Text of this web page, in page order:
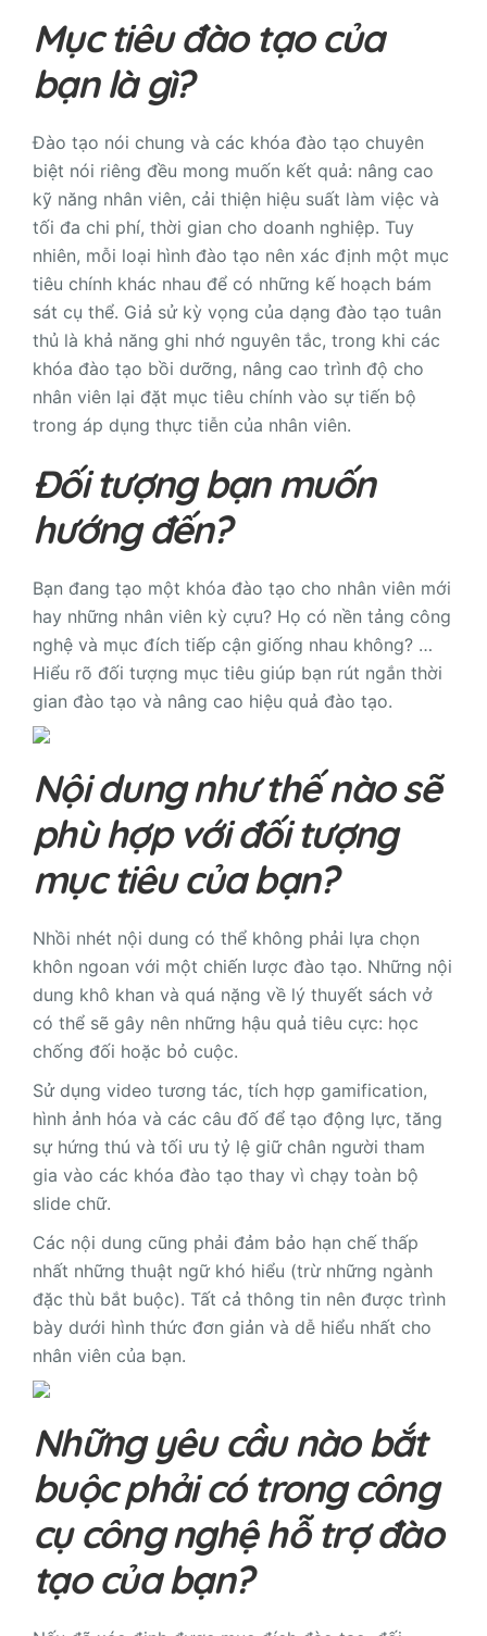
Mục tiêu đào tạo của
bạn là gì?
Đào tạo nói chung và các khóa đào tạo chuyên
biệt nói riêng đều mong muốn kết quả: nâng cao
kỹ năng nhân viên, cải thiện hiệu suất làm việc và
tối đa chi phí, thời gian cho doanh nghiệp. Tuy
nhiên, mỗi loại hình đào tạo nên xác định một mục
tiêu chính khác nhau để có những kế hoạch bám
sát cụ thể. Giả sử kỳ vọng của dạng đào tạo tuân
thủ là khả năng ghi nhớ nguyên tắc, trong khi các
khóa đào tạo bồi dưỡng, nâng cao trình độ cho
nhân viên lại đặt mục tiêu chính vào sự tiến bộ
trong áp dụng thực tiễn của nhân viên.
Đối tượng bạn muốn
hướng đến?
Bạn đang tạo một khóa đào tạo cho nhân viên mới
hay những nhân viên kỳ cựu? Họ có nền tảng công
nghệ và mục đích tiếp cận giống nhau không? …
Hiểu rõ đối tượng mục tiêu giúp bạn rút ngắn thời
gian đào tạo và nâng cao hiệu quả đào tạo.
Nội dung như thế nào sẽ
phù hợp với đối tượng
mục tiêu của bạn?
Nhồi nhét nội dung có thể không phải lựa chọn
khôn ngoan với một chiến lược đào tạo. Những nội
dung khô khan và quá nặng về lý thuyết sách vở
có thể sẽ gây nên những hậu quả tiêu cực: học
chống đối hoặc bỏ cuộc.
Sử dụng video tương tác, tích hợp gamification,
hình ảnh hóa và các câu đố để tạo động lực, tăng
sự hứng thú và tối ưu tỷ lệ giữ chân người tham
gia vào các khóa đào tạo thay vì chạy toàn bộ
slide chữ.
Các nội dung cũng phải đảm bảo hạn chế thấp
nhất những thuật ngữ khó hiểu (trừ những ngành
đặc thù bắt buộc). Tất cả thông tin nên được trình
bày dưới hình thức đơn giản và dễ hiểu nhất cho
nhân viên của bạn.
Những yêu cầu nào bắt
buộc phải có trong công
cụ công nghệ hỗ trợ đào
tạo của bạn?